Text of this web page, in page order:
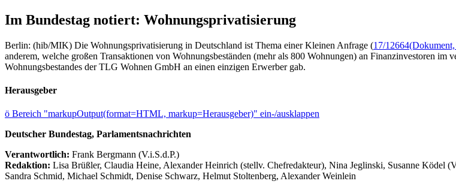
Im Bundestag notiert: Wohnungsprivatisierung
Berlin: (hib/MIK) Die Wohnungsprivatisierung in Deutschland ist Thema einer Kleinen Anfrage (17/12664(Dokument,
anderem, welche großen Transaktionen von Wohnungsbeständen (mehr als 800 Wohnungen) an Finanzinvestoren im
Wohnungsbestandes der TLG Wohnen GmbH an einen einzigen Erwerber gab.
Herausgeber
ö Bereich "markupOutput(format=HTML, markup=Herausgeber)" ein-/ausklappen
Deutscher Bundestag, Parlamentsnachrichten
Verantwortlich: Frank Bergmann (V.i.S.d.P.)
Redaktion: Lisa Brüßler, Claudia Heine, Alexander Heinrich (stellv. Chefredakteur), Nina Jeglinski, Susanne Ködel
Sandra Schmid, Michael Schmidt, Denise Schwarz, Helmut Stoltenberg, Alexander Weinlein